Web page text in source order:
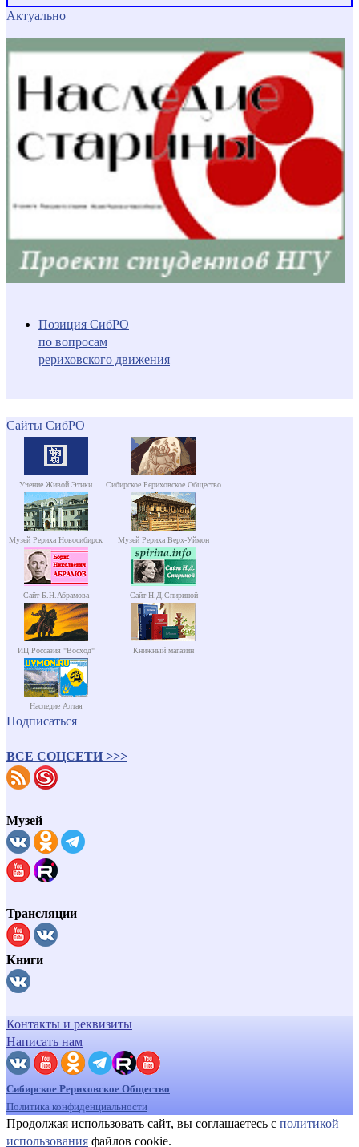
Актуально
Позиция СибРО
по вопросам
рериховского движения
Сайты СибРО
Учение Живой Этики Сибирское Рериховское Общество
Музей Рериха Новосибирск Музей Рериха Верх-Уймон
Сайт Б.Н.Абрамова Сайт Н.Д.Спириной
ИЦ Россазия "Восход" Книжный магазин
Наследие Алтая
Подписаться
ВСЕ СОЦСЕТИ >>>
Музей
Трансляции
Книги
Контакты и реквизиты
Написать нам
Сибирское Рериховское Общество
Политика конфиденциальности
Продолжая использовать сайт, вы соглашаетесь с политикой
использования файлов cookie.